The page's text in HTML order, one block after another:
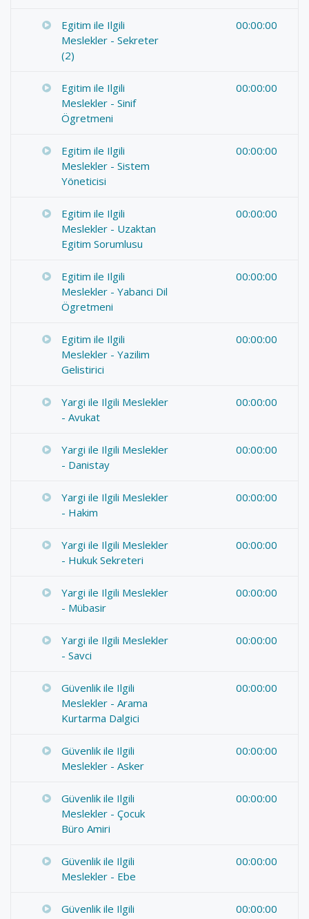
Egitim ile Ilgili
Meslekler - Sekreter
(2)
00:00:00
Egitim ile Ilgili
Meslekler - Sinif
Ögretmeni
00:00:00
Egitim ile Ilgili
Meslekler - Sistem
Yöneticisi
00:00:00
Egitim ile Ilgili
Meslekler - Uzaktan
Egitim Sorumlusu
00:00:00
Egitim ile Ilgili
Meslekler - Yabanci Dil
Ögretmeni
00:00:00
Egitim ile Ilgili
Meslekler - Yazilim
Gelistirici
00:00:00
Yargi ile Ilgili Meslekler
- Avukat
00:00:00
Yargi ile Ilgili Meslekler
- Danistay
00:00:00
Yargi ile Ilgili Meslekler
- Hakim
00:00:00
Yargi ile Ilgili Meslekler
- Hukuk Sekreteri
00:00:00
Yargi ile Ilgili Meslekler
- Mübasir
00:00:00
Yargi ile Ilgili Meslekler
- Savci
00:00:00
Güvenlik ile Ilgili
Meslekler - Arama
Kurtarma Dalgici
00:00:00
Güvenlik ile Ilgili
Meslekler - Asker
00:00:00
Güvenlik ile Ilgili
Meslekler - Çocuk
Büro Amiri
00:00:00
Güvenlik ile Ilgili
Meslekler - Ebe
00:00:00
Güvenlik ile Ilgili
00:00:00